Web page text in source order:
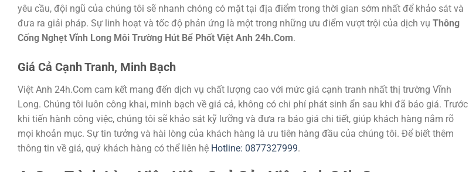
yêu cầu, đội ngũ của chúng tôi sẽ nhanh chóng có mặt tại địa điểm trong thời gian sớm nhất để khảo sát và
đưa ra giải pháp. Sự linh hoạt và tốc độ phản ứng là một trong những ưu điểm vượt trội của dịch vụ Thông
Cống Nghẹt Vĩnh Long Môi Trường Hút Bể Phốt Việt Anh 24h.Com.
Giá Cả Cạnh Tranh, Minh Bạch
Việt Anh 24h.Com cam kết mang đến dịch vụ chất lượng cao với mức giá cạnh tranh nhất thị trường Vĩnh
Long. Chúng tôi luôn công khai, minh bạch về giá cả, không có chi phí phát sinh ẩn sau khi đã báo giá. Trước
khi tiến hành công việc, chúng tôi sẽ khảo sát kỹ lưỡng và đưa ra báo giá chi tiết, giúp khách hàng nắm rõ
mọi khoản mục. Sự tin tưởng và hài lòng của khách hàng là ưu tiên hàng đầu của chúng tôi. Để biết thêm
thông tin về giá, quý khách hàng có thể liên hệ Hotline: 0877327999.